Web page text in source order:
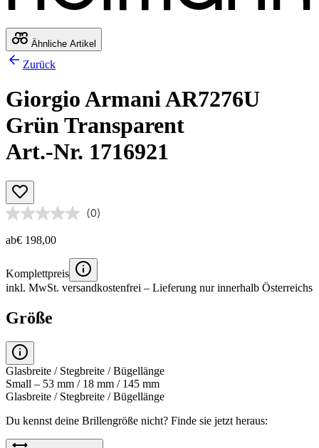
Ähnliche Artikel
Zurück
Giorgio Armani AR7276U
Grün Transparent
Art.-Nr. 1716921
(0)
ab€ 198,00
Komplettpreis
inkl. MwSt. versandkostenfrei – Lieferung nur innerhalb Österreichs
Größe
Glasbreite / Stegbreite / Bügellänge
Small – 53 mm / 18 mm / 145 mm
Glasbreite / Stegbreite / Bügellänge
Du kennst deine Brillengröße nicht? Finde sie jetzt heraus: